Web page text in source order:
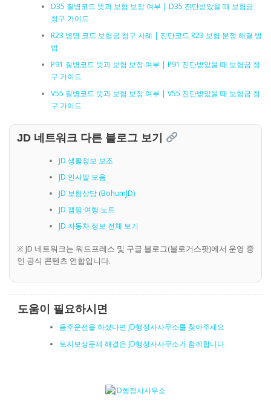
D35 질병코드 뜻과 보험 보장 여부 | D35 진단받았을 때 보험금
청구 가이드
R23 병명 코드 보험금 청구 사례 | 진단코드 R23 보험 분쟁 해결 방
법
P91 질병코드 뜻과 보험 보장 여부 | P91 진단받았을 때 보험금 청
구 가이드
V55 질병코드 뜻과 보험 보장 여부 | V55 진단받았을 때 보험금 청
구 가이드
JD 네트워크 다른 블로그 보기
JD 생활정보 보조
JD 인사말 모음
JD 보험상담 (BohumJD)
JD 캠핑·여행 노트
JD 자동차 정보 전체 보기
※ JD 네트워크는 워드프레스 및 구글 블로그(블로거스팟)에서 운영 중
인 공식 콘텐츠 연합입니다.
도움이 필요하시면
음주운전을 하셨다면 JD행정사사무소를 찾아주세요
토지보상문제 해결은 JD행정사사무소가 함께합니다